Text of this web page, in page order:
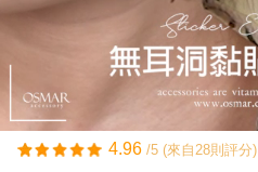
4.96 /5 (來自28則評分)